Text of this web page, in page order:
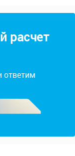
расчет